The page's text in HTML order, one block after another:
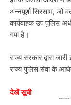
अन्नपूर्णा सिरसाम, जो
कार्यवाहक उप पुलिस
गया है।
राज्य सरकार द्वारा
राज्य पुलिस सेवा के
देखें सूची